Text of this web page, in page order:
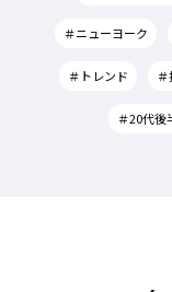
＃ニューヨーク
＃トレンド
＃20代後